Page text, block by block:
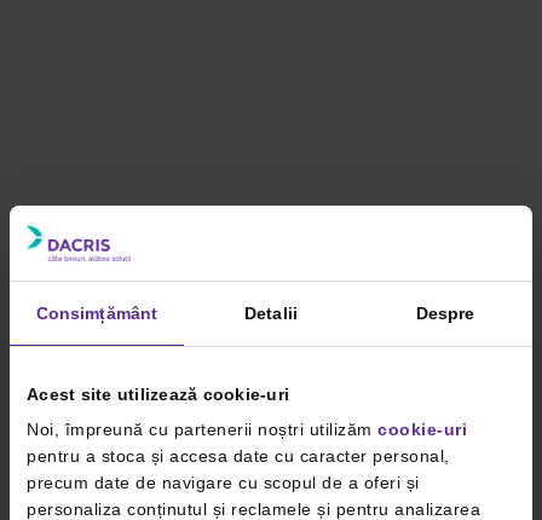
Consimțământ Detalii Despre
Acest site utilizează cookie-uri
Noi, împreună cu partenerii noștri utilizăm cookie-uri
pentru a stoca și accesa date cu caracter personal,
precum date de navigare cu scopul de a oferi și
personaliza conținutul și reclamele și pentru analizarea